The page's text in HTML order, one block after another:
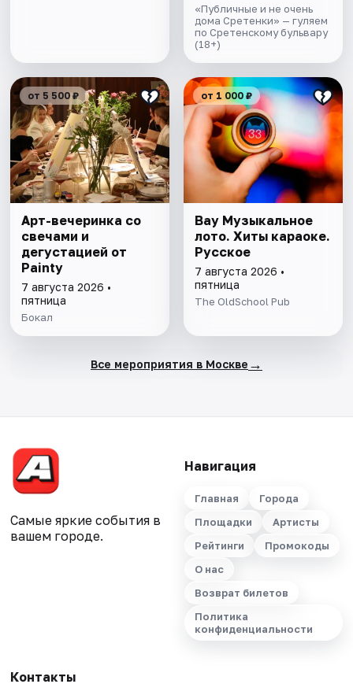
«Публичные и не очень
дома Сретенки» — гуляем
по Сретенскому бульвару
(18+)
от 5 500 ₽
Арт-вечеринка со
свечами и
дегустацией от
Painty
7 августа 2026 •
пятница
Бокал
от 1 000 ₽
Вау Музыкальное
лото. Хиты караоке.
Русское
7 августа 2026 •
пятница
The OldSchool Pub
Все мероприятия в Москве →
Самые яркие события в
вашем городе.
Навигация
Главная
Города
Площадки
Артисты
Рейтинги
Промокоды
О нас
Возврат билетов
Политика
конфиденциальности
Контакты